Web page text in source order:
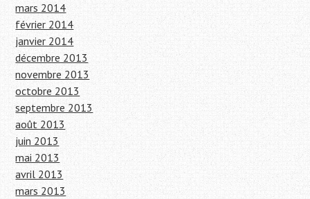
mars 2014
février 2014
janvier 2014
décembre 2013
novembre 2013
octobre 2013
septembre 2013
août 2013
juin 2013
mai 2013
avril 2013
mars 2013